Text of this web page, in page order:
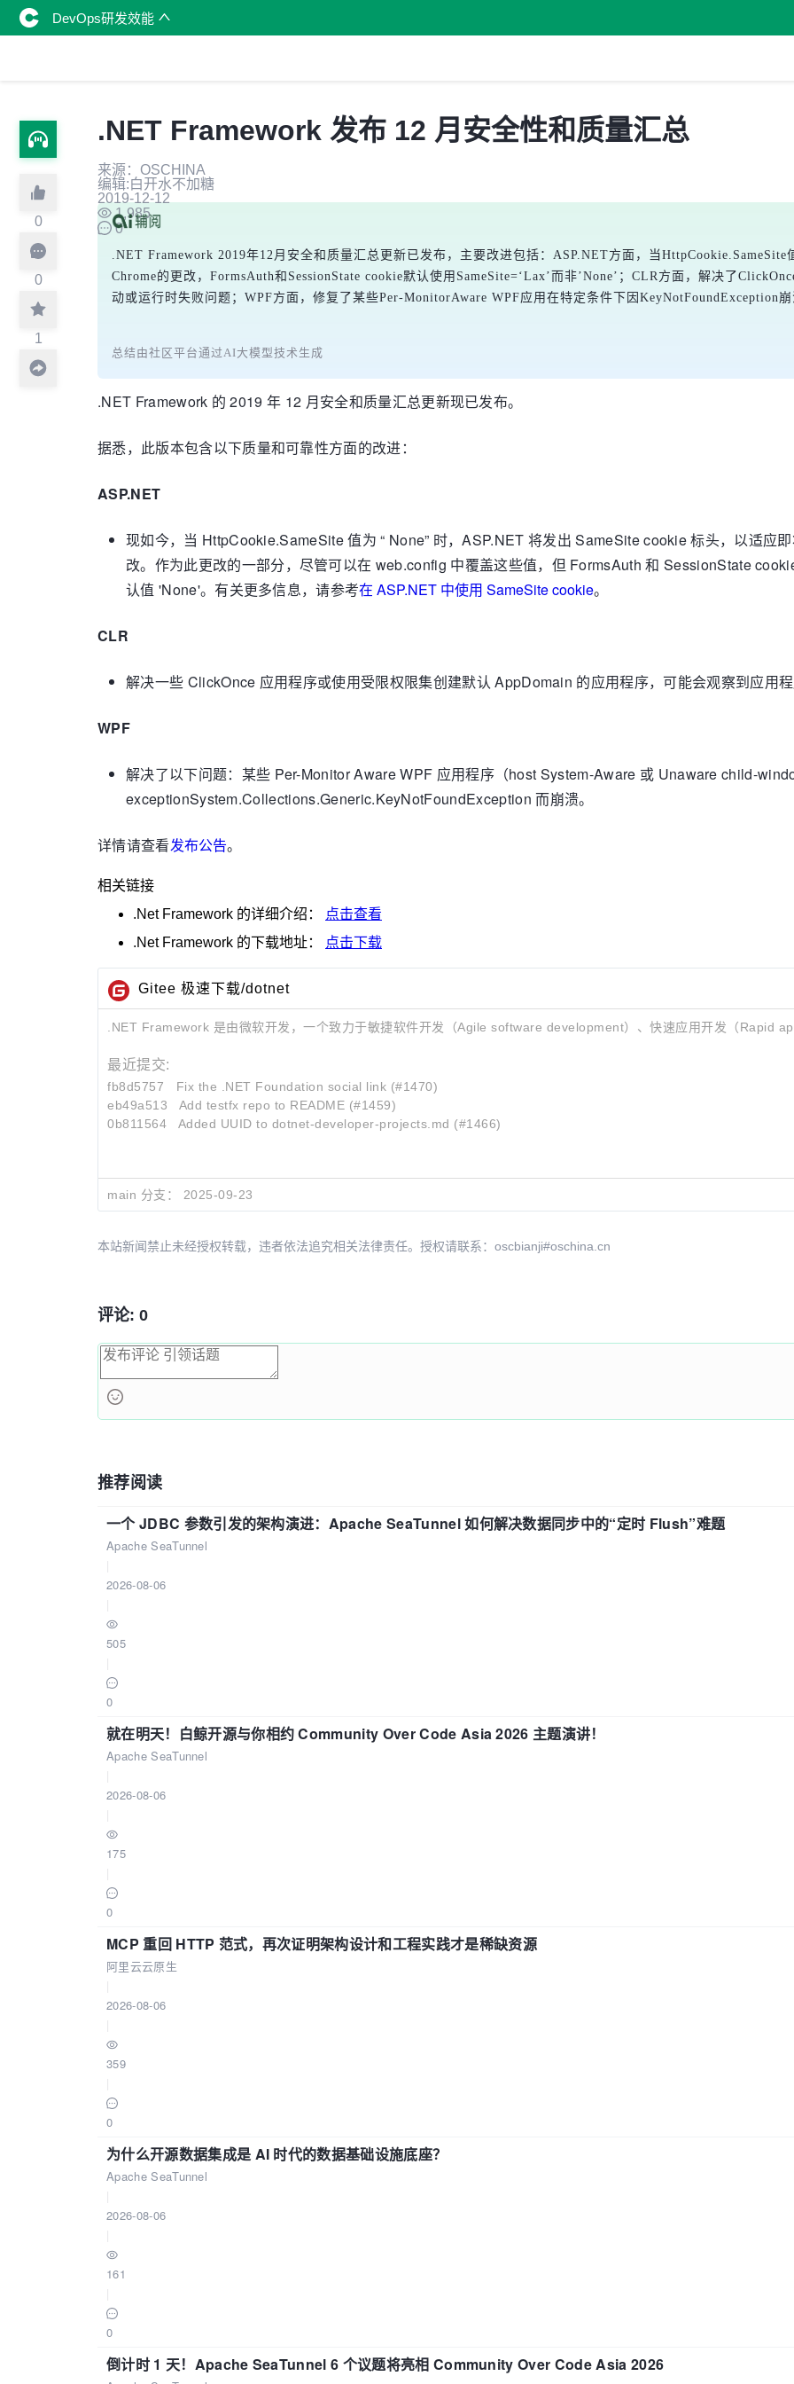
DevOps研发效能
0
0
1
.NET Framework 发布 12 月安全性和质量汇总
来源：OSCHINA
编辑:白开水不加糖
2019-12-12
1,985
0
.NET Framework 2019年12月安全和质量汇总更新已发布，主要改进包括：ASP.NET方面，当HttpCookie.SameSite
Chrome的更改，FormsAuth和SessionState cookie默认使用SameSite=‘Lax’而非’None’；CLR方面，解决了
动或运行时失败问题；WPF方面，修复了某些Per-MonitorAware WPF应用在特定条件下因KeyNotFoundException
总结由社区平台通过AI大模型技术生成
.NET Framework 的 2019 年 12 月安全和质量汇总更新现已发布。
据悉，此版本包含以下质量和可靠性方面的改进：
ASP.NET
现如今，当 HttpCookie.SameSite 值为 “ None” 时，ASP.NET 将发出 SameSite cookie 标头，以适应
改。作为此更改的一部分，尽管可以在 web.config 中覆盖这些值，但 FormsAuth 和 SessionState
认值 'None'。有关更多信息，请参考在 ASP.NET 中使用 SameSite cookie。
CLR
解决一些 ClickOnce 应用程序或使用受限权限集创建默认 AppDomain 的应用程序，可能会观察到应用
WPF
解决了以下问题：某些 Per-Monitor Aware WPF 应用程序（host System-Aware 或 Unaware child-
exceptionSystem.Collections.Generic.KeyNotFoundException 而崩溃。
详情请查看发布公告。
相关链接
.Net Framework 的详细介绍：
点击查看
.Net Framework 的下载地址： 点击下载
Gitee 极速下载/dotnet
.NET Framework 是由微软开发，一个致力于敏捷软件开发（Agile software development）、快速应用开发（Rapid
最近提交:
fb8d5757 Fix the .NET Foundation social link (#1470)
eb49a513
Add testfx repo to README (#1459)
0b811564
Added UUID to dotnet-developer-projects.md (#1466)
main 分支： 2025-09-23
本站新闻禁止未经授权转载，违者依法追究相关法律责任。授权请联系：oscbianji#oschina.cn
评论: 0
推荐阅读
一个 JDBC 参数引发的架构演进：Apache SeaTunnel 如何解决数据同步中的“定时 Flush”难题
Apache SeaTunnel
2026-08-06
505
0
就在明天！白鲸开源与你相约 Community Over Code Asia 2026 主题演讲！
Apache SeaTunnel
2026-08-06
175
0
MCP 重回 HTTP 范式，再次证明架构设计和工程实践才是稀缺资源
阿里云云原生
2026-08-06
359
0
为什么开源数据集成是 AI 时代的数据基础设施底座？
Apache SeaTunnel
2026-08-06
161
0
倒计时 1 天！Apache SeaTunnel 6 个议题将亮相 Community Over Code Asia 2026